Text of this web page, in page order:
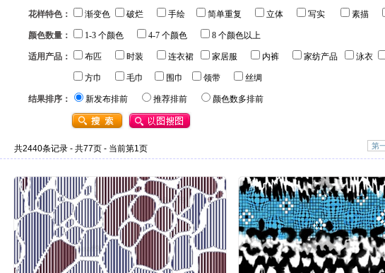
花样特色： 渐变色 破烂 手绘 简单重复 立体 写实 素描
颜色数量： 1-3 个颜色 4-7 个颜色 8 个颜色以上
适用产品： 布匹 时装 连衣裙 家居服 内裤 家纺产品 泳衣
方巾 毛巾 围巾 领带 丝绸
结果排序： 新发布排前 推荐排前 颜色数多排前
共2440条记录 - 共77页 - 当前第1页 第